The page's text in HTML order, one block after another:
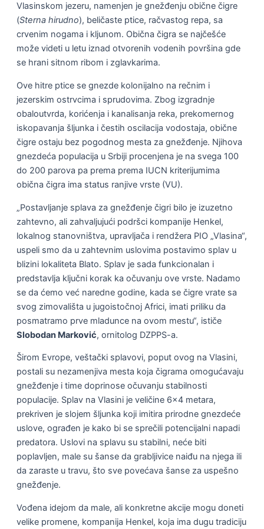
Vlasinskom jezeru, namenjen je gnežđenju obične čigre
(Sterna hirudno), beličaste ptice, račvastog repa, sa
crvenim nogama i kljunom. Obična čigra se najčešće
može videti u letu iznad otvorenih vodenih površina gde
se hrani sitnom ribom i zglavkarima.
Ove hitre ptice se gnezde kolonijalno na rečnim i
jezerskim ostrvcima i sprudovima. Zbog izgradnje
obaloutvrda, korićenja i kanalisanja reka, prekomernog
iskopavanja šljunka i čestih oscilacija vodostaja, obične
čigre ostaju bez pogodnog mesta za gnežđenje. Njihova
gnezdeća populacija u Srbiji procenjena je na svega 100
do 200 parova pa prema prema IUCN kriterijumima
obična čigra ima status ranjive vrste (VU).
„Postavljanje splava za gnežđenje čigri bilo je izuzetno
zahtevno, ali zahvaljujući podršci kompanije Henkel,
lokalnog stanovništva, upravljača i rendžera PIO „Vlasina“,
uspeli smo da u zahtevnim uslovima postavimo splav u
blizini lokaliteta Blato. Splav je sada funkcionalan i
predstavlja ključni korak ka očuvanju ove vrste. Nadamo
se da ćemo već naredne godine, kada se čigre vrate sa
svog zimovališta u jugoistočnoj Africi, imati priliku da
posmatramo prve mladunce na ovom mestu“, ističe
Slobodan Marković, ornitolog DZPPS-a.
Širom Evrope, veštački splavovi, poput ovog na Vlasini,
postali su nezamenjiva mesta koja čigrama omogućavaju
gnežđenje i time doprinose očuvanju stabilnosti
populacije. Splav na Vlasini je veličine 6×4 metara,
prekriven je slojem šljunka koji imitira prirodne gnezdeće
uslove, ograđen je kako bi se sprečili potencijalni napadi
predatora. Uslovi na splavu su stabilni, neće biti
poplavljen, male su šanse da grabljivice naiđu na njega ili
da zaraste u travu, što sve povećava šanse za uspešno
gnežđenje.
Vođena idejom da male, ali konkretne akcije mogu doneti
velike promene, kompanija Henkel, koja ima dugu tradiciju